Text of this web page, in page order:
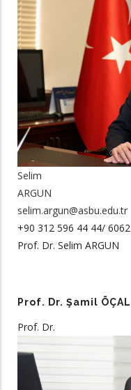
Selim
ARGUN
selim.argun@asbu.edu.tr
+90 312 596 44 44/ 6062
Prof. Dr. Selim ARGUN
Prof. Dr. Şamil ÖÇAL
Prof. Dr.